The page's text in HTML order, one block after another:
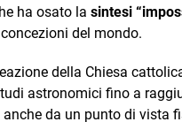
ha osato la sintesi
del mondo.
della Chiesa
astronomici fino a
da un punto di vista